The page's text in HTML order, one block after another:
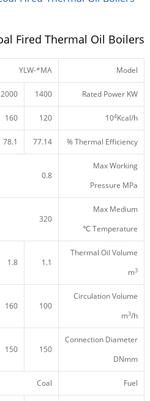
Fired Thermal Oil Boilers
Model
YLW-*MA
Rated Power KW
1400
2000
104Kcal/h
120
160
Thermal Efficiency %
77.14
78.1
Max Working
Pressure MPa
0.8
Max Medium
Temperature ℃
320
Thermal Oil Volume
m3
1.1
1.8
Circulation Volume
m3/h
100
160
Connection Diameter
DNmm
150
150
Fuel
Coal